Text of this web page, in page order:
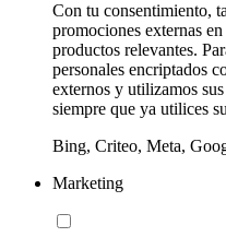
Con tu consentimiento,
promociones externas
productos relevantes.
personales encriptados
externos y utilizamos
siempre que ya utilices
Bing, Criteo, Meta,
Marketing